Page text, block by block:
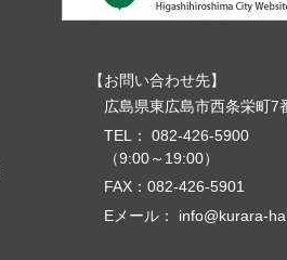
お問い合わせ先
広島県東広島市西条栄町7
TEL：
082-426-5900
（9:00～19:00）
FAX：082-426-5901
Eメール：
info@kurara-